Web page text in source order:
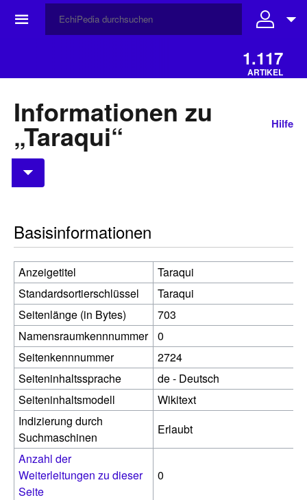
☰
1.117
ARTIKEL
Informationen zu
„Taraqui“ Hilfe
Basisinformationen
Anzeigetitel
Taraqui
Standardsortierschlüssel
Taraqui
Seitenlänge (in Bytes)
703
Namensraumkennnummer
0
Seitenkennnummer
2724
Seiteninhaltssprache
de - Deutsch
Seiteninhaltsmodell
Wikitext
Indizierung durch
Suchmaschinen
Erlaubt
Anzahl der
Weiterleitungen zu dieser
Seite
0